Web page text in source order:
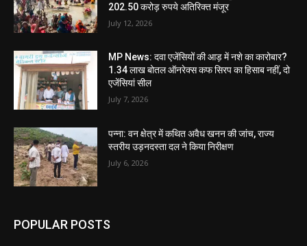
202.50 करोड़ रुपये अतिरिक्त मंजूर
July 12, 2026
MP News: दवा एजेंसियों की आड़ में नशे का कारोबार?
1.34 लाख बोतल ऑनरेक्स कफ सिरप का हिसाब नहीं, दो
एजेंसियां सील
July 7, 2026
पन्ना: वन क्षेत्र में कथित अवैध खनन की जांच, राज्य
स्तरीय उड़नदस्ता दल ने किया निरीक्षण
July 6, 2026
POPULAR POSTS